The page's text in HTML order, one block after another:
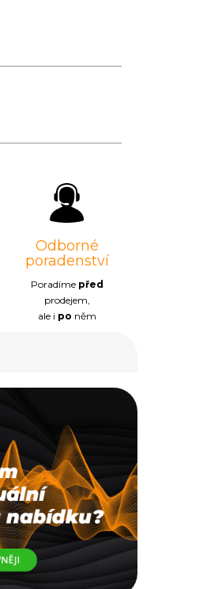
Odborné
poradenství
Poradíme před
prodejem,
ale i po něm